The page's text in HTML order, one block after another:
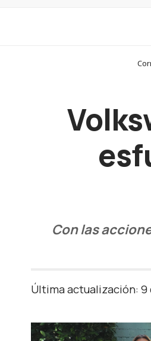
Con las
Última actualización: 9